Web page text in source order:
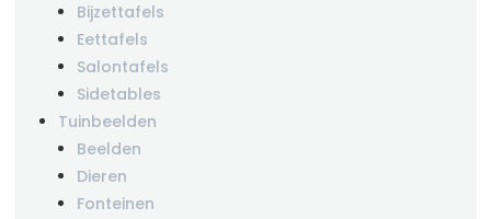
Bijzettafels
Eettafels
Salontafels
Sidetables
Tuinbeelden
Beelden
Dieren
Fonteinen